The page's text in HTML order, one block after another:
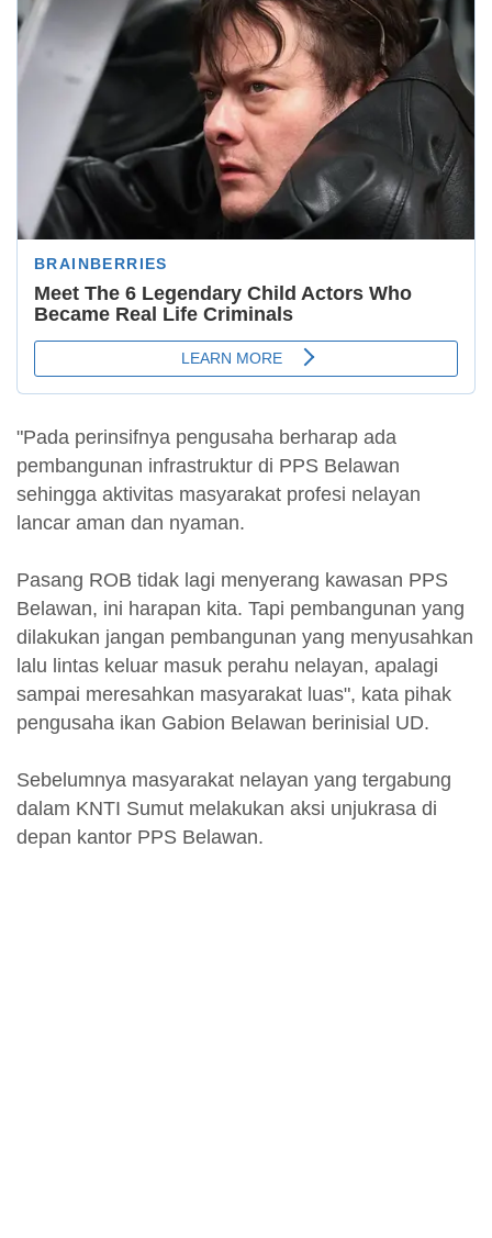
"Pada perinsifnya pengusaha berharap ada
pembangunan infrastruktur di PPS Belawan
sehingga aktivitas masyarakat profesi nelayan
lancar aman dan nyaman.
Pasang ROB tidak lagi menyerang kawasan PPS
Belawan, ini harapan kita. Tapi pembangunan yang
dilakukan jangan pembangunan yang menyusahkan
lalu lintas keluar masuk perahu nelayan, apalagi
sampai meresahkan masyarakat luas", kata pihak
pengusaha ikan Gabion Belawan berinisial UD.
Sebelumnya masyarakat nelayan yang tergabung
dalam KNTI Sumut melakukan aksi unjukrasa di
depan kantor PPS Belawan.